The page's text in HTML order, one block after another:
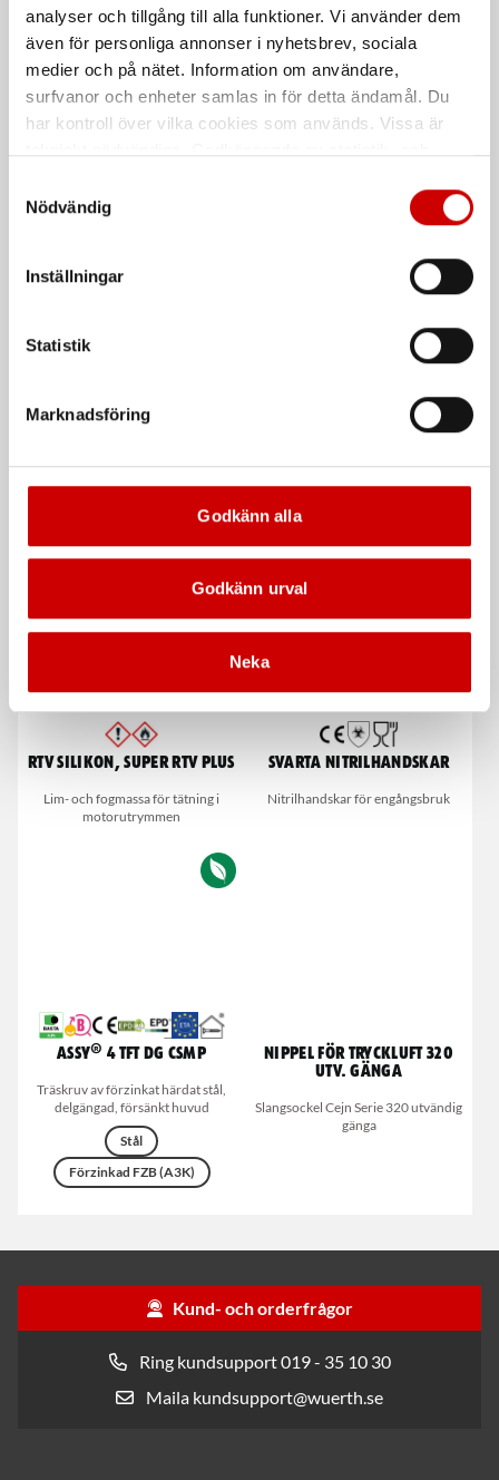
analyser och tillgång till alla funktioner. Vi använder dem
även för personliga annonser i nyhetsbrev, sociala
medier och på nätet. Information om användare,
surfvanor och enheter samlas in för detta ändamål. Du
har kontroll över vilka cookies som används. Vissa är
länder utanför EU med olika dataskyddsnormer. Genom
att godkänna samtycker du till sådana överföringar. Läs
Nödvändig
Inställningar
Statistik
Marknadsföring
Godkänn alla
Godkänn urval
Neka
Snabbkoppling - nippel
Snabbkoppling - nippel Cejn Serie
Rak koppling 6512
Pneumatikkoppling
Slangsockel Cejn Serie 320 utvändig
De som köpte, köpte även
RTV silikon, Super RTV Plus
Lim- och fogmassa för tätning i
motorutrymmen
Svarta nitrilhandskar
Nitrilhandskar för engångsbruk
ASSY® 4 TFT DG CSMP
Träskruv av förzinkat härdat stål,
delgängad, försänkt huvud
Stål
Förzinkad FZB (A3K)
Nippel för tryckluft 320
utv. gänga
Slangsockel Cejn Serie 320 utvändig
gänga
Kund- och orderfrågor
Ring kundsupport 019 - 35 10 30
Maila kundsupport@wuerth.se